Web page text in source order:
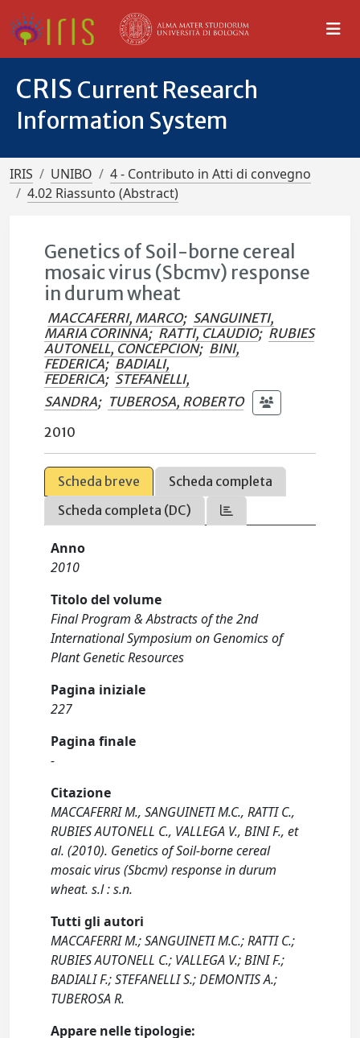
CRIS Current Research
Information System
IRIS UNIBO
4 - Contributo in Atti di convegno
4.02 Riassunto (Abstract)
Genetics of Soil-borne cereal
mosaic virus (Sbcmv) response
in durum wheat
MACCAFERRI, MARCO; SANGUINETI,
MARIA CORINNA; RATTI, CLAUDIO; RUBIES
AUTONELL, CONCEPCION; BINI,
FEDERICA; BADIALI,
FEDERICA; STEFANELLI,
SANDRA; TUBEROSA, ROBERTO
2010
Scheda breve
Scheda completa
Scheda completa (DC)
Anno
2010
Titolo del volume
Final Program & Abstracts of the 2nd
International Symposium on Genomics of
Plant Genetic Resources
Pagina iniziale
227
Pagina finale
-
Citazione
MACCAFERRI M., SANGUINETI M.C., RATTI C.,
RUBIES AUTONELL C., VALLEGA V., BINI F., et
al. (2010). Genetics of Soil-borne cereal
mosaic virus (Sbcmv) response in durum
wheat. s.l : s.n.
Tutti gli autori
MACCAFERRI M.; SANGUINETI M.C.; RATTI C.;
RUBIES AUTONELL C.; VALLEGA V.; BINI F.;
BADIALI F.; STEFANELLI S.; DEMONTIS A.;
TUBEROSA R.
Appare nelle tipologie: